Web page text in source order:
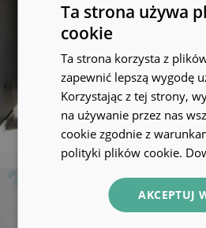
Ta strona używa
cookie
Ta strona korzysta z
zapewnić lepszą wygodę
Korzystając z tej strony,
na używanie przez nas
cookie zgodnie z
polityki plików cookie.
AKCEPTUJ